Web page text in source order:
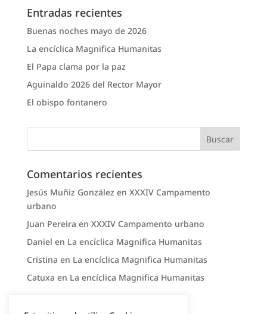
Entradas recientes
Buenas noches mayo de 2026
La encíclica Magnifica Humanitas
El Papa clama por la paz
Aguinaldo 2026 del Rector Mayor
El obispo fontanero
Comentarios recientes
Jesús Muñiz González en XXXIV Campamento
urbano
Juan Pereira en XXXIV Campamento urbano
Daniel en La encíclica Magnifica Humanitas
Cristina en La encíclica Magnifica Humanitas
Catuxa en La encíclica Magnifica Humanitas